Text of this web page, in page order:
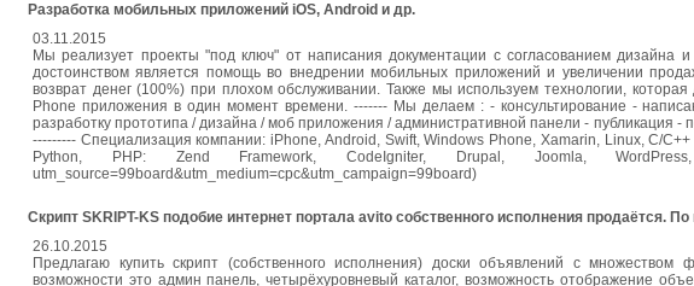
Разработка мобильных приложений iOS, Android и др.
03.11.2015
Мы реализует проекты "под ключ" от написания документации с согласованием
достоинством является помощь во внедрении мобильных приложений и увеличении
возврат денег (100%) при плохом обслуживании. Также мы используем технологии,
Phone приложения в один момент времени. ------- Мы делаем : - консультирование -
разработку прототипа / дизайна / моб приложения / административной панели - публикация -
--------- Специализация компании: iPhone, Android, Swift, Windows Phone, Xamarin, Linux, C/
Python, PHP: Zend Framework, CodeIgniter, Drupal, Joomla,
utm_source=99board&utm_medium=cpc&utm_campaign=99board)
Скрипт SKRIPT-KS подобие интернет портала avito собственного исполнения продаётся. По
26.10.2015
Предлагаю купить скрипт (собственного исполнения) доски объявлений с
возможности это админ панель, четырёхуровневый каталог, возможность отображение